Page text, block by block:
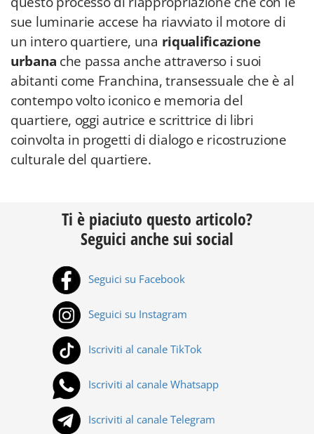
sue luminarie accese ha riavviato il motore di
un intero quartiere, una riqualificazione
urbana che passa anche attraverso i suoi
abitanti come Franchina, transessuale che è al
contempo volto iconico e memoria del
quartiere, oggi autrice e scrittrice di libri
coinvolta in progetti di dialogo e ricostruzione
culturale del quartiere.
Ti è piaciuto questo articolo?
Seguici anche sui social
Seguici su Facebook
Seguici su Instagram
Iscriviti al canale TikTok
Iscriviti al canale Whatsapp
Iscriviti al canale Telegram